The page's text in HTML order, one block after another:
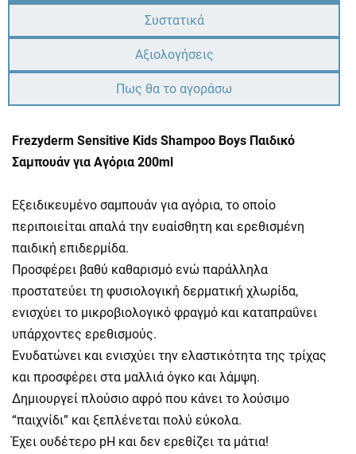
Συστατικά
Αξιολογήσεις
Πως θα το αγοράσω
Frezyderm Sensitive Kids Shampoo Boys Παιδικό
Σαμπουάν για Αγόρια 200ml
Εξειδικευμένο σαμπουάν για αγόρια, το οποίο
περιποιείται απαλά την ευαίσθητη και ερεθισμένη
παιδική επιδερμίδα.
Προσφέρει βαθύ καθαρισμό ενώ παράλληλα
προστατεύει τη φυσιολογική δερματική χλωρίδα,
ενισχύει το μικροβιολογικό φραγμό και καταπραΰνει
υπάρχοντες ερεθισμούς.
Ενυδατώνει και ενισχύει την ελαστικότητα της τρίχας
και προσφέρει στα μαλλιά όγκο και λάμψη.
Δημιουργεί πλούσιο αφρό που κάνει το λούσιμο
“παιχνίδι” και ξεπλένεται πολύ εύκολα.
Έχει ουδέτερο pH και δεν ερεθίζει τα μάτια!